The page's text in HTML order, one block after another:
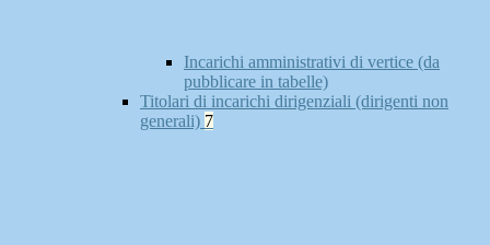
Incarichi amministrativi di vertice (da
pubblicare in tabelle)
Titolari di incarichi dirigenziali (dirigenti non
generali) 7